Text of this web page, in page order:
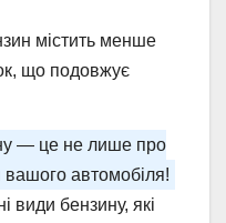
містить менше
що подовжує
— це не лише про
вашого автомобіля!
види бензину, які